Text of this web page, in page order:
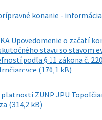
konanie - informácia
Upovedomenie o začatí
stavu so stavom
podľa § 11 zákona č.
(170,1 kB)
platnosti ZUNP JPU
(314,2 kB)